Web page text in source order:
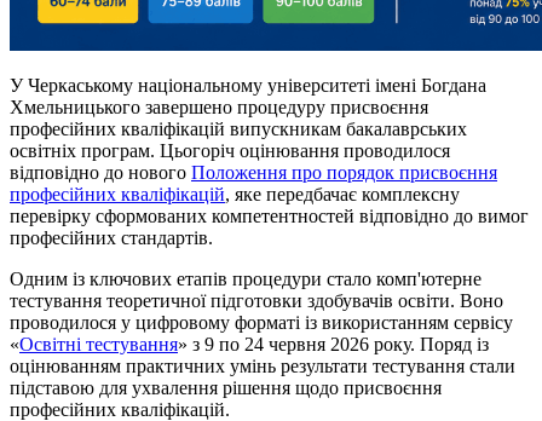
У Черкаському національному університеті імені Богдана
Хмельницького завершено процедуру присвоєння
професійних кваліфікацій випускникам бакалаврських
освітніх програм. Цьогоріч оцінювання проводилося
відповідно до нового Положення про порядок присвоєння
професійних кваліфікацій, яке передбачає комплексну
перевірку сформованих компетентностей відповідно до вимог
професійних стандартів.
Одним із ключових етапів процедури стало комп'ютерне
тестування теоретичної підготовки здобувачів освіти. Воно
проводилося у цифровому форматі із використанням сервісу
«Освітні тестування» з 9 по 24 червня 2026 року. Поряд із
оцінюванням практичних умінь результати тестування стали
підставою для ухвалення рішення щодо присвоєння
професійних кваліфікацій.